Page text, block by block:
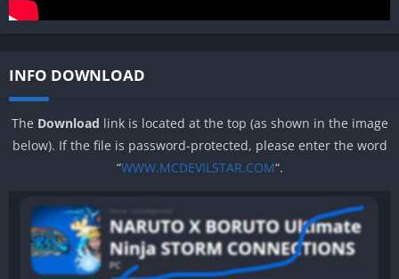
INFO DOWNLOAD
The Download link is located at the top (as shown in the image
below). If the file is password-protected, please enter the word
“WWW.MCDEVILSTAR.COM“.